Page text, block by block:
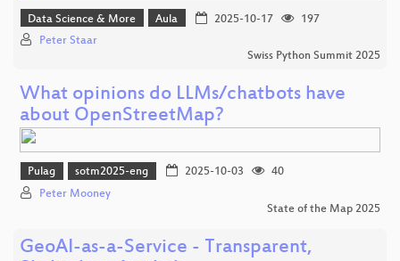
Data Science & More Aula 2025-10-17
197
Peter Staar
Swiss Python Summit 2025
What opinions do LLMs/chatbots have
about OpenStreetMap?
Pulag sotm2025-eng 2025-10-03
40
Peter Mooney
State of the Map 2025
GeoAI-as-a-Service - Transparent,